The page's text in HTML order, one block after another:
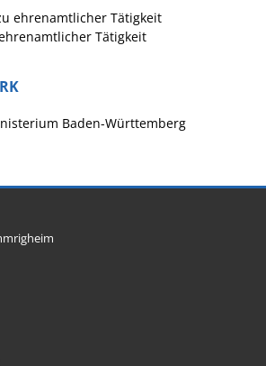
ehrenamtlicher Tätigkeit
Tätigkeit
Baden-Württemberg